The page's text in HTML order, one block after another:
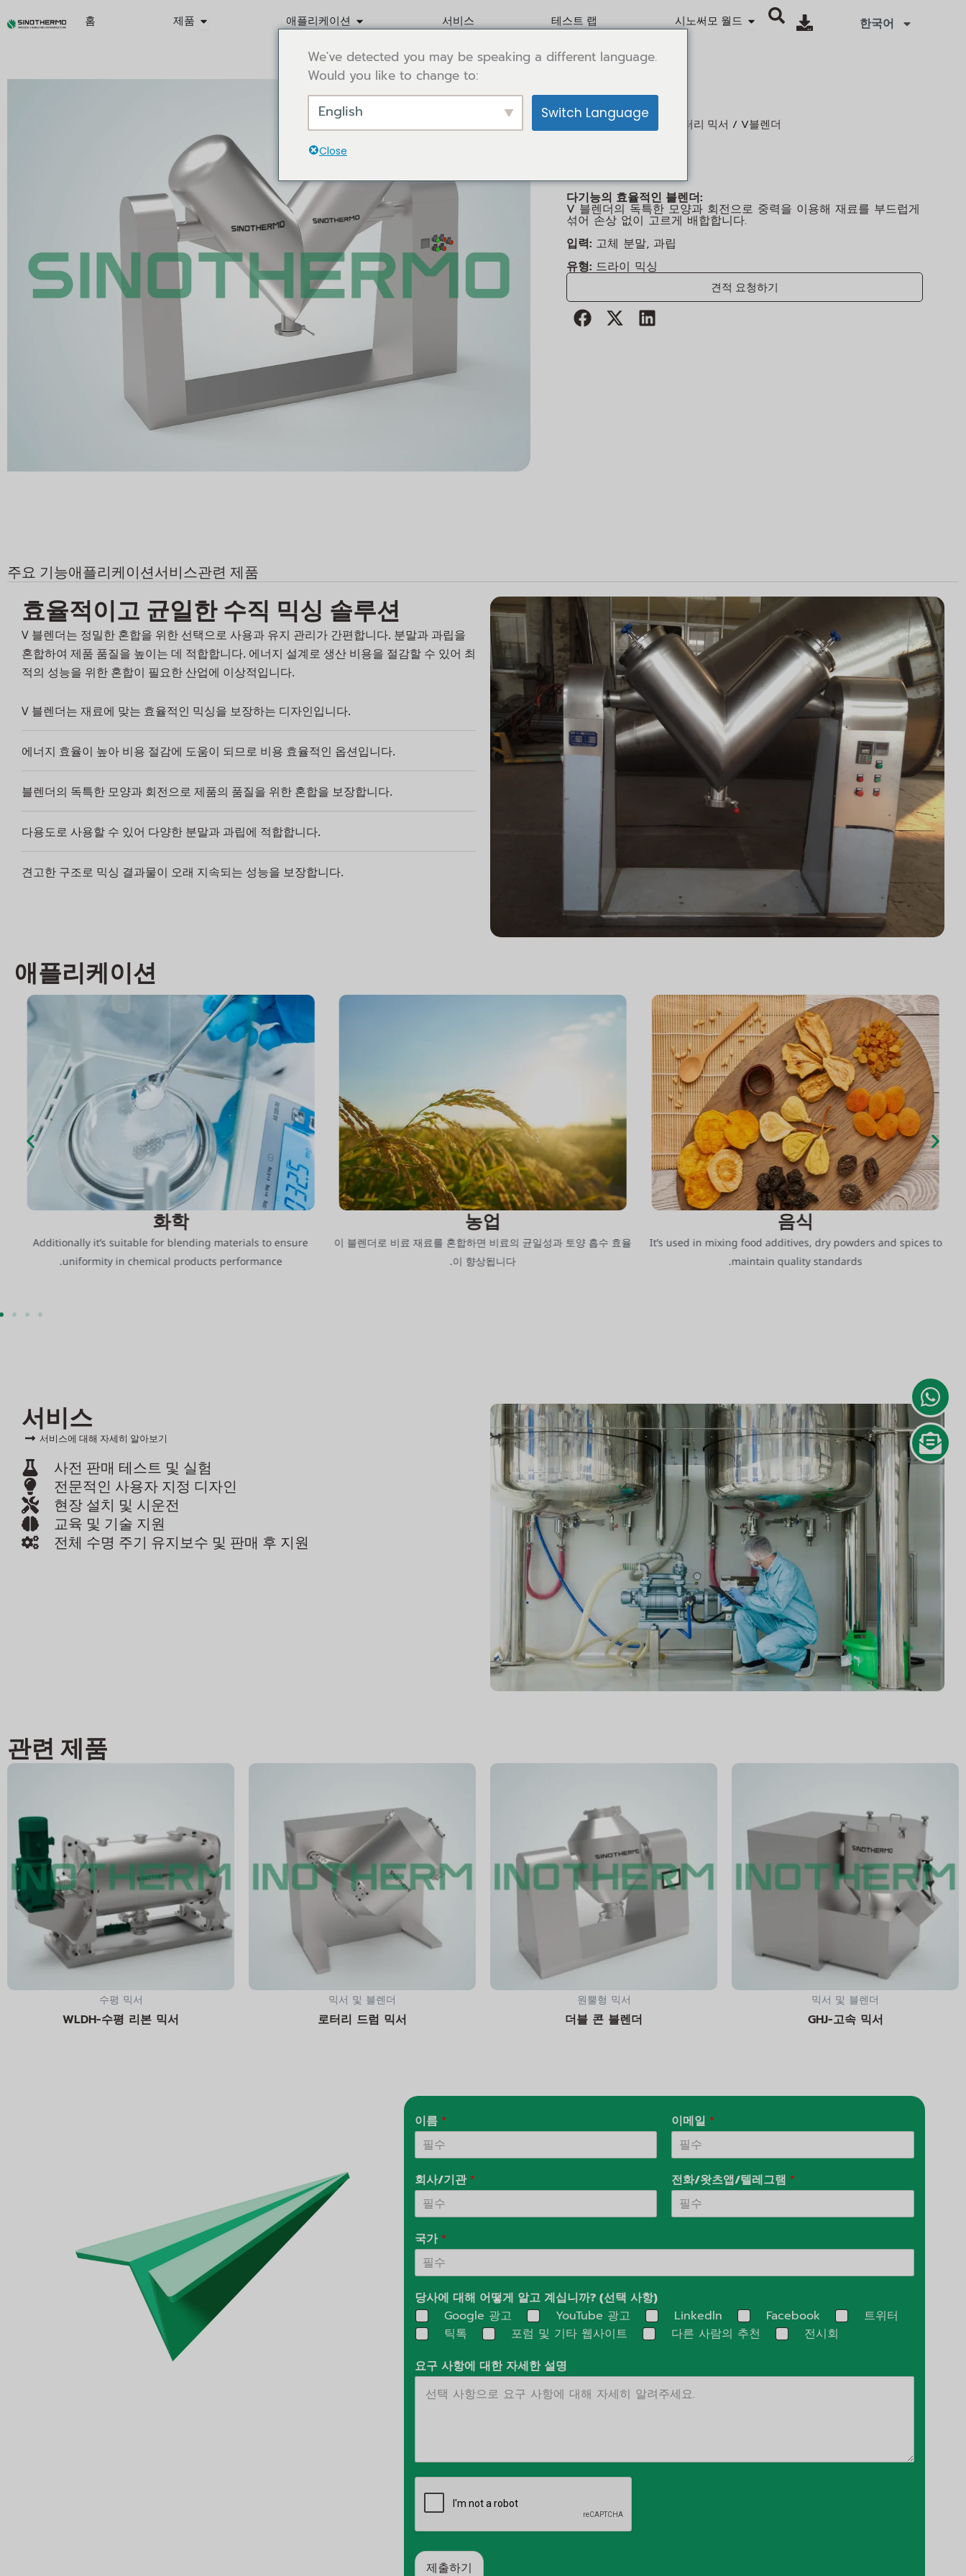
텐
건
홈 제품 Abrir Products 애플리케이션 Abrir Application서비스 테스트 랩 시노써모 월드 Abrir SINOTHERMO WORLD
한국어
믹서 및 블렌더 로터리 믹서 / V블렌더
다기능의 효율적인 블렌더:
V 블렌더의 독특한 모양과 회전으로 중력을 이용해 재료를 부드럽게
섞어 손상 없이 고르게 배합합니다.
입력: 고체 분말, 과립
유형: 드라이 믹싱
견적 요청하기
주요 기능애플리케이션서비스관련 제품
효율적이고 균일한 수직 믹싱 솔루션
V 블렌더는 정밀한 혼합을 위한 선택으로 사용과 유지 관리가 간편합니다. 분말과 과립을
혼합하여 제품 품질을 높이는 데 적합합니다. 에너지 설계로 생산 비용을 절감할 수 있어 최
적의 성능을 위한 혼합이 필요한 산업에 이상적입니다.
V 블렌더는 재료에 맞는 효율적인 믹싱을 보장하는 디자인입니다.
에너지 효율이 높아 비용 절감에 도움이 되므로 비용 효율적인 옵션입니다.
블렌더의 독특한 모양과 회전으로 제품의 품질을 위한 혼합을 보장합니다.
다용도로 사용할 수 있어 다양한 분말과 과립에 적합합니다.
견고한 구조로 믹싱 결과물이 오래 지속되는 성능을 보장합니다.
애플리케이션
음식
It’s used in mixing food additives, dry powders and spices to
maintain quality standards.
농업
이 블렌더로 비료 재료를 혼합하면 비료의 균일성과 토양 흡수 효율
이 향상됩니다.
화학
Additionally it’s suitable for blending materials to ensure
uniformity in chemical products performance.
서비스
서비스에 대해 자세히 알아보기
사전 판매 테스트 및 실험
전문적인 사용자 지정 디자인
현장 설치 및 시운전
교육 및 기술 지원
전체 수명 주기 유지보수 및 판매 후 지원
관련 제품
수평 믹서
WLDH-수평 리본 믹서
믹서 및 블렌더
로터리 드럼 믹서
원뿔형 믹서
더블 콘 블렌더
믹서 및 블렌더
GHJ-고속 믹서
이름 *
회사/기관 *
이메일 *
전화/왓츠앱/텔레그램 *
국가 *
당사에 대해 어떻게 알고 계십니까? (선택 사항)
Google 광고
YouTube 광고 Linkedln Facebook
트위터
틱톡
포럼 및 기타 웹사이트 다른 사람의 추천
전시회
요구 사항에 대한 자세한 설명
제출하기
We've detected you may be speaking a different language.
Would you like to change to:
English Switch Language
Close